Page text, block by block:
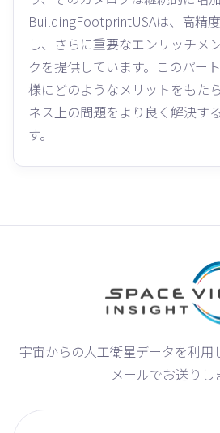
BuildingFootprintUSAは、高精
し、さらに重要なエンリッチメ
クを提供しています。このパー
様にどのようなメリットをもた
ネス上の問題をより良く解決す
す。‍
宇宙からの人工衛星データを利用
メールでお送りし